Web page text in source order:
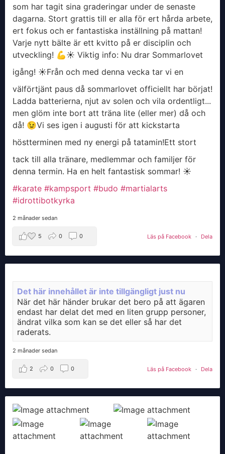
som har tagit sina graderingar under de senaste
dagarna. Stort grattis till er alla för ert hårda arbete,
ert fokus och er fantastiska inställning på mattan!
Varje nytt bälte är ett kvitto på er disciplin och
utveckling! 💪​☀️ Viktig info: Nu drar Sommarlovet
igång! ☀️​Från och med denna vecka tar vi en
välförtjänt paus då sommarlovet officiellt har börjat!
Ladda batterierna, njut av solen och vila ordentligt...
men glöm inte bort att träna lite (eller mer) då och
då! 😉​Vi ses igen i augusti för att kickstarta
höstterminen med ny energi på tatamin!​Ett stort
tack till alla tränare, medlemmar och familjer för
denna termin. Ha en helt fantastisk sommar! ☀️
#karate #kampsport #budo #martialarts
#idrottibotkyrka
2 månader sedan
Läs på Facebook · Dela
5 0 0
Det här innehållet är inte tillgängligt just nu
När det här händer brukar det bero på att ägaren
endast har delat det med en liten grupp personer,
ändrat vilka som kan se det eller så har det
raderats.
2 månader sedan
Läs på Facebook · Dela
2 0 0